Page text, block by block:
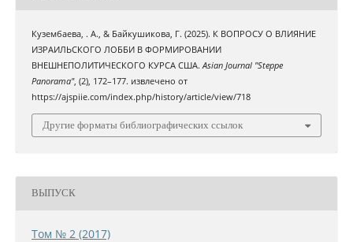
Кузембаева, . А., & Байкушикова, Г. (2025). К ВОПРОСУ О ВЛИЯНИЕ
ИЗРАИЛЬСКОГО ЛОББИ В ФОРМИРОВАНИИ
ВНЕШНЕПОЛИТИЧЕСКОГО КУРСА США.Asian Journal "Steppe
Panorama", (2), 172–177. извлечено от
https://ajspiie.com/index.php/history/article/view/718
Другие форматы библиографических ссылок
ВЫПУСК
Том № 2 (2017)